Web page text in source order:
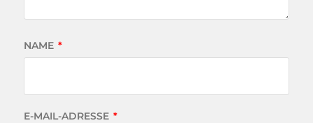
NAME *
E-MAIL-ADRESSE *